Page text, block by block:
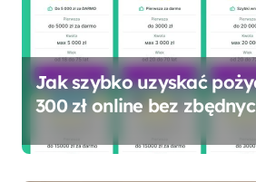
Jak szybko uzyskać
300 zł online bez